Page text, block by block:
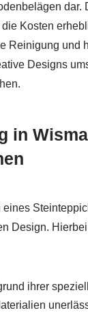
dar.
Kosten
Reinigung und
Designs
in
Design.
ihrer